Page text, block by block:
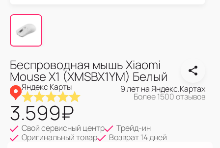
Беспроводная мышь Xiaomi
Mouse X1 (XMSBX1YM) Белый
Яндекс Карты 9 лет на Яндекс.Картах
Более 1500 отзывов
3.599₽
Свой сервисный центр
Трейд-ин
Оригинальный товар
Возврат 14 дней